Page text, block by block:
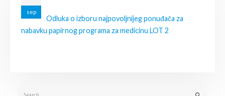
sep
Odluka o izboru najpovoljnijeg ponuđača za
nabavku papirnog programa za medicinu LOT 2